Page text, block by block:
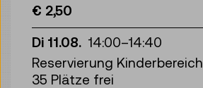
€ 2,50
Di 11.08. 14:00–14:40
Reservierung Kinderbereich
35 Plätze frei